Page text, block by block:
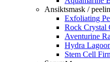
Ansiktsmask /
Exfoliating
Rock Crystal
Aventurine
Hydra
Stem Cell